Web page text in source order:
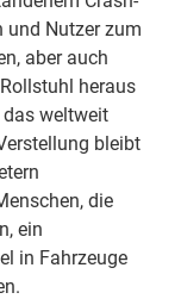
und Nutzer zum
aber auch
heraus
weltweit
bleibt
die
ein
in Fahrzeuge